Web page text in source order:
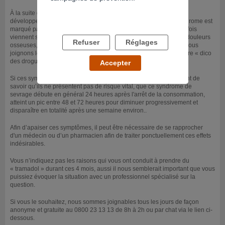
À la suite d’un usage répété d’opioïdes, une dépendance peut se
développer et un syndrome de sevrage apparaît à l’arrêt. Ce syndrome est
marqué par des symptômes tels que ceux que vous décrivez. Parfois
viennent se rajouter d’autres symptômes physiques tels que des douleurs
osseuses, gênes abdominales ou diarrhée et de l’anxiété. Nous vous
joignons le lien ci-dessous de la fiche « opioïdes » extraite de notre « dico
des drogues ».
Si ces symptômes peuvent sembler insupportables, il est important de
savoir qu’ils ne présentent pas de risque vital, que ce syndrome de
sevrage débute en général 24 heures après l'arrêt de la consommation,
atteint un pic entre 48 et 72 heures pour diminuer progressivement et
disparaître en totalité après une semaine environ..
Afin d’apaiser ces symptômes, il peut être nécessaire de se rapprocher
d'un médecin ou d’un pharmacien afin de traiter ponctuellement ces effets
indésirables.
Vous n’indiquez pas les raisons qui vous ont conduit à prendre du
« tramadol » durant ces 4 mois, aussi il nous semblerait important que vous
puissiez évoquer la situation avec un professionnel spécialisé sur la
question.
Si vous le souhaitez, nous sommes joignables tous les jours de façon
anonyme et gratuite au 0800 23 13 13 de 8h à 2h ou par chat via le lien ci-
dessous.
Refuser Réglages
Accepter